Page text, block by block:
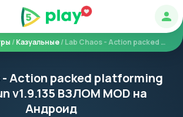
/Казуальные/ Lab Chaos - Action packed platforming speedrun
- Action packed platforming
v1.9.135 ВЗЛОМ MOD на
Андроид